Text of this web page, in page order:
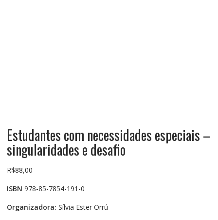
Estudantes com necessidades especiais –
singularidades e desafio
R$88,00
ISBN 978-85-7854-191-0
Organizadora: Sílvia Ester Orrú